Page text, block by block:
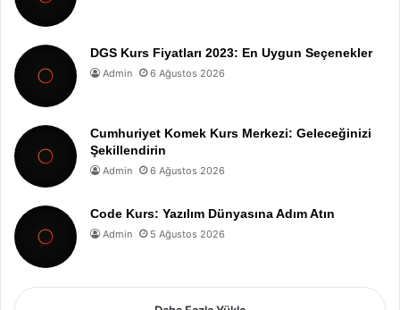
DGS Kurs Fiyatları 2023: En Uygun Seçenekler
Admin 6 Ağustos 2026
Cumhuriyet Komek Kurs Merkezi: Geleceğinizi
Şekillendirin
Admin 6 Ağustos 2026
Code Kurs: Yazılım Dünyasına Adım Atın
Admin 5 Ağustos 2026